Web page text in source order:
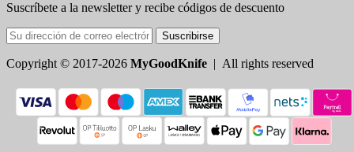
Suscríbete a la newsletter y recibe códigos de descuento
Suscribirse
Copyright © 2017-2026 MyGoodKnife | All rights reserved